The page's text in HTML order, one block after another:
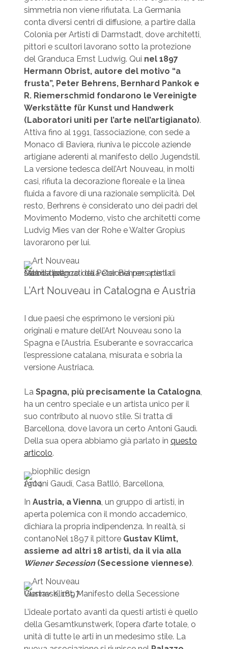
simmetria non viene rifiutata. La Germania
conta diversi centri di diffusione, a partire dalla
Colonia per Artisti di Darmstadt, dove architetti,
pittori e scultori lavorano sotto la protezione
del Granduca Ernst Ludwig. Qui nel 1897
Hermann Obrist, autore del motivo “a
frusta”, Peter Behrens, Bernhard Pankok e
R. Riemerschmid fondarono le Vereinigte
Werkstätte für Kunst und Handwerk
(Laboratori uniti per l’arte nell’artigianato).
Attiva fino al 1991, l’associazione, con sede a
Monaco di Baviera, riuniva le piccole aziende
artigiane aderenti al manifesto dello Jugendstil.
La versione tedesca dell’Art Nouveau, in molti
casi, rifiuta la decorazione floreale e la linea
fluida a favore di una razionale semplicità. Del
resto, Berhrens è considerato uno dei padri del
Movimento Moderno, visto che architetti come
Ludvig Mies van der Rohe e Walter Gropius
lavorarono per lui.
Mobili disegnati da Peter Behrens per la sala da pranzo della Colonia per artisti di Darmstadt
L’Art Nouveau in Catalogna e Austria
I due paesi che esprimono le versioni più
originali e mature dell’Art Nouveau sono la
Spagna e l’Austria. Esuberante e sovraccarica
l’espressione catalana, misurata e sobria la
versione Austriaca.
La Spagna, più precisamente la Catalogna,
ha un centro speciale e un artista unico per il
suo contributo al nuovo stile. Si tratta di
Barcellona, dove lavora un certo Antoni Gaudì.
Della sua opera abbiamo già parlato in questo
articolo.
Antoni Gaudí, Casa Batlló, Barcellona, 1904
In Austria, a Vienna, un gruppo di artisti, in
aperta polemica con il mondo accademico,
dichiara la propria indipendenza. In realtà, si
contanoNel 1897 il pittore Gustav Klimt,
assieme ad altri 18 artisti, da il via alla
Wiener Secession(Secessione viennese).
Gustav Klimt, Manifesto della Secessione Viennese, 1897
L’ideale portato avanti da questi artisti è quello
della Gesamtkunstwerk, l’opera d’arte totale, o
unità di tutte le arti in un medesimo stile. La